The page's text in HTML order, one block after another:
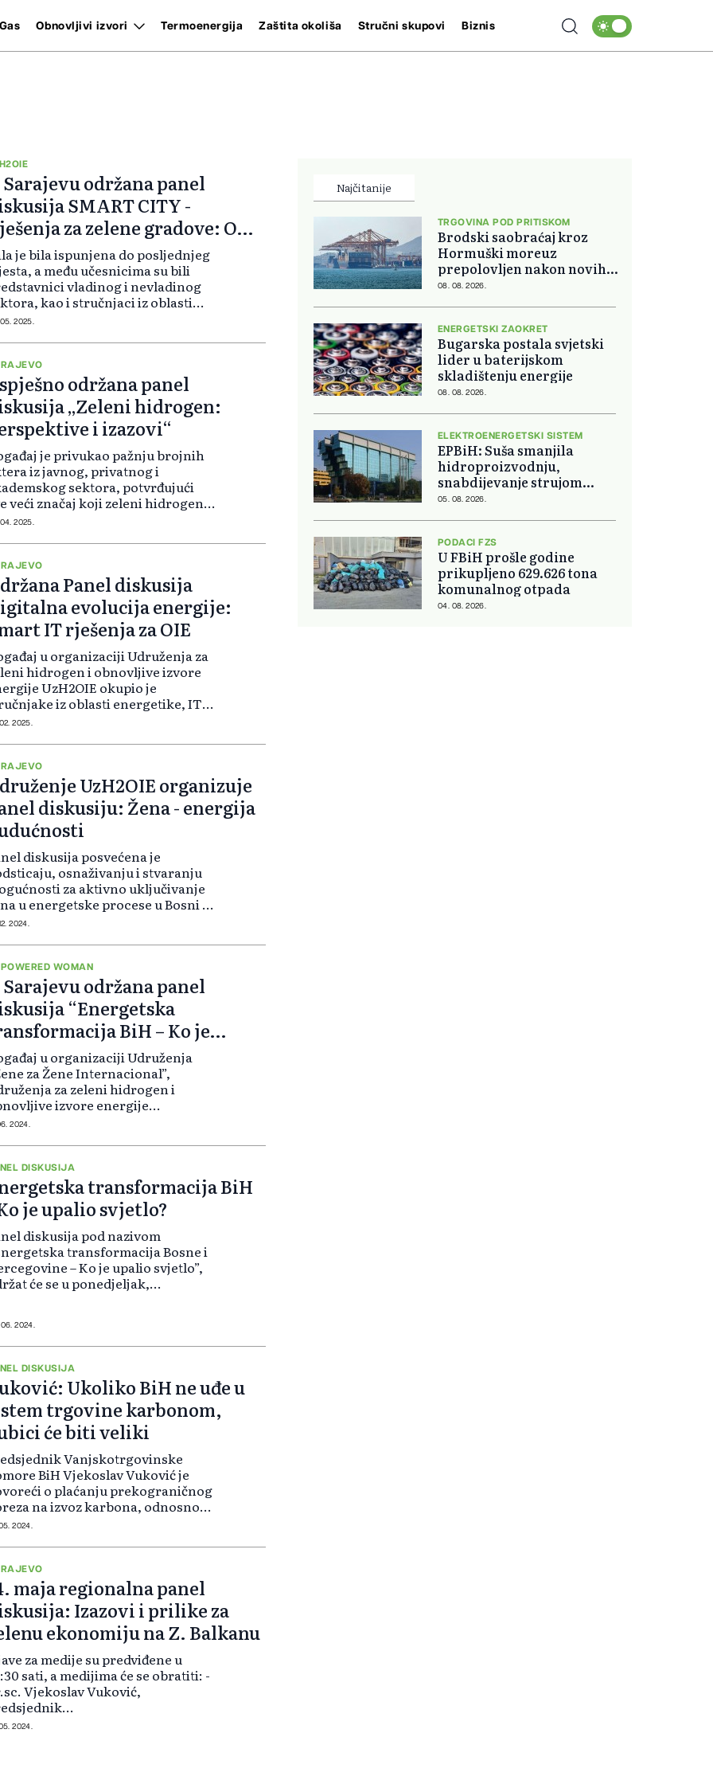
Gas Obnovljivi izvori Termoenergija Zaštita okoliša Stručni skupovi Biznis
Sarajevu održana panel
SMART CITY -
za zelene gradove: Ovo
detalji
je bila ispunjena do posljednjeg
a među učesnicima su bili
vladinog i nevladinog
kao i stručnjaci iz oblasti
urbanog razvoja, inovacija
bila je Mersiha B...
2025.
održana panel
„Zeleni hidrogen:
i izazovi“
je privukao pažnju brojnih
iz javnog, privatnog i
sektora, potvrđujući
veći značaj koji zeleni hidrogen
u savremenim energetskim
su potencijali i izazovi primjene
2025.
Panel diskusija
evolucija energije:
IT rješenja za OIE
u organizaciji Udruženja za
hidrogen i obnovljive izvore
UzH2OIE okupio je
iz oblasti energetike, IT-
i veliki broj predstavnika
velikog broja
2025.
UzH2OIE organizuje
diskusiju: Žena - energija
diskusija posvećena je
osnaživanju i stvaranju
za aktivno uključivanje
u energetske procese u Bosni i
Učešće je besplatno za
izvršiti putem linka najkas...
2024.
WOMAN
Sarajevu održana panel
“Energetska
BiH – Ko je
svjetlo?
u organizaciji Udruženja
za Žene Internacional”,
za zeleni hidrogen i
izvore energije
kompanije EMPOWER
društva “Ibrahimović
privukao je veliki...
2024.
DISKUSIJA
transformacija BiH
je upalio svjetlo?
diskusija pod nazivom
transformacija Bosne i
– Ko je upalio svjetlo”,
će se u ponedjeljak,
Kolodvorska broj 6, Novo
2024.
DISKUSIJA
Ukoliko BiH ne uđe u
trgovine karbonom,
će biti veliki
Vanjskotrgovinske
BiH Vjekoslav Vuković je
o plaćanju prekograničnog
na izvoz karbona, odnosno
štetnih emisija koje se dešavaju
simulacije o tome šta se...
2024.
maja regionalna panel
Izazovi i prilike za
ekonomiju na Z. Balkanu
za medije su predviđene u
sati, a medijima će se obratiti: -
Vjekoslav Vuković,
Spoljnotrgovinske
2024.
Najčitanije
TRGOVINA POD PRITISKOM
Brodski saobraćaj kroz
Hormuški moreuz
prepolovljen nakon novih
blokada
08. 08. 2026.
ENERGETSKI ZAOKRET
Bugarska postala svjetski
lider u baterijskom
skladištenju energije
08. 08. 2026.
ELEKTROENERGETSKI SISTEM
EPBiH: Suša smanjila
hidroproizvodnju,
snabdijevanje strujom
ostaje stabilno
05. 08. 2026.
PODACI FZS
U FBiH prošle godine
prikupljeno 629.626 tona
komunalnog otpada
04. 08. 2026.